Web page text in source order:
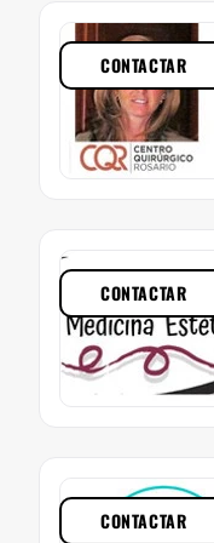
CONTACTAR
CONTACTAR
CONTACTAR